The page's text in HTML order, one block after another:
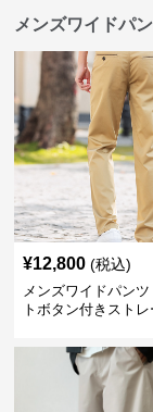
メンズワイドパ
¥12,800 (税込)
メンズワイドパン
トボタン付きスト